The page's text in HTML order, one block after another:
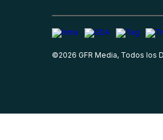
©2026 GFR Media, Todos los